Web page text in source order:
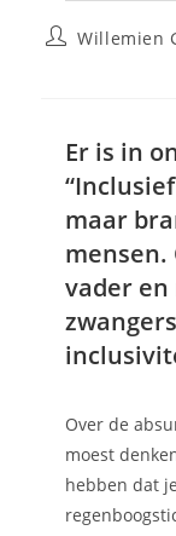
Willemien
Er is in
maar
mensen.
vader en
Over de
moest
hebben dat